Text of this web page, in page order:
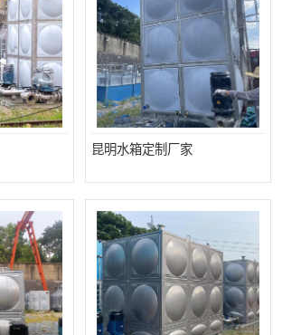
昆明水箱定制厂家